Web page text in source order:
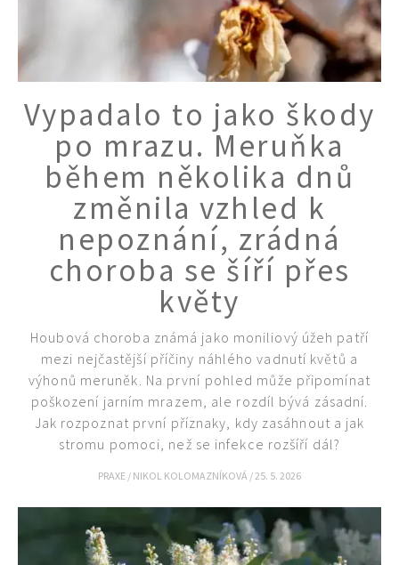
Objednat >
Vypadalo to jako škody
po mrazu. Meruňka
během několika dnů
změnila vzhled k
nepoznání, zrádná
choroba se šíří přes
květy
Houbová choroba známá jako moniliový úžeh patří
mezi nejčastější příčiny náhlého vadnutí květů a
výhonů meruněk. Na první pohled může připomínat
poškození jarním mrazem, ale rozdíl bývá zásadní.
Jak rozpoznat první příznaky, kdy zasáhnout a jak
stromu pomoci, než se infekce rozšíří dál?
PRAXE / NIKOL KOLOMAZNÍKOVÁ /25. 5. 2026